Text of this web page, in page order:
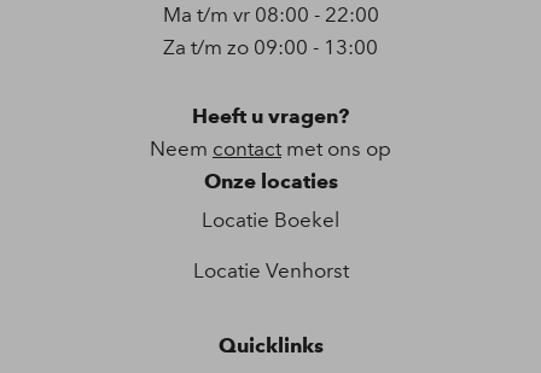
Ma t/m vr 08:00 - 22:00
Za t/m zo 09:00 - 13:00
Heeft u vragen?
Neem contact met ons op
Onze locaties
Locatie Boekel
Locatie Venhorst
Quicklinks